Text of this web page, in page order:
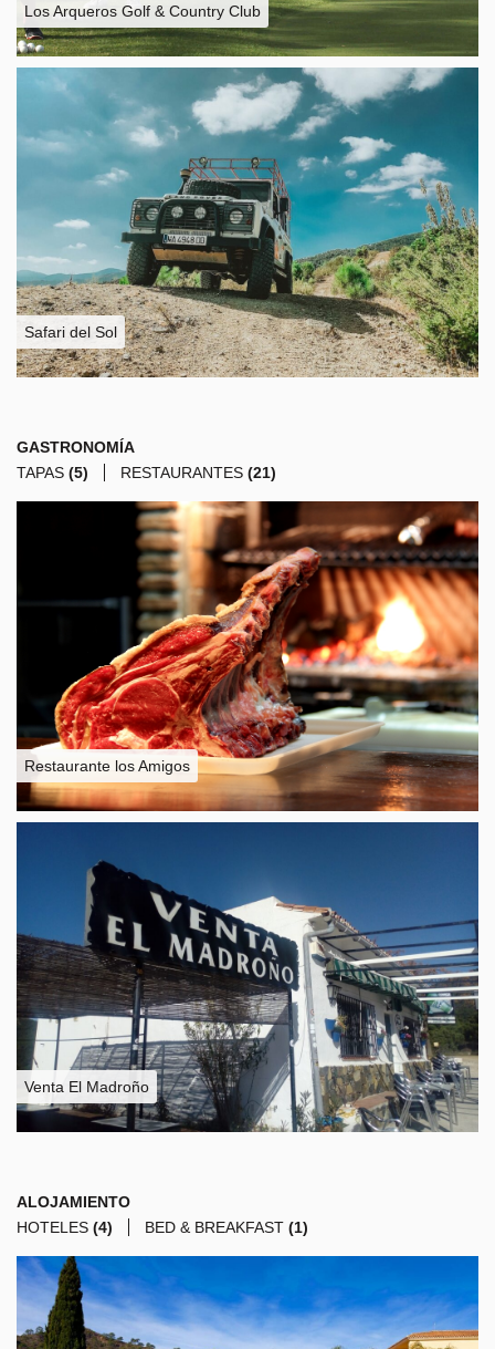
Los Arqueros Golf & Country Club
Safari del Sol
GASTRONOMÍA
TAPAS (5) RESTAURANTES (21)
Restaurante los Amigos
Venta El Madroño
ALOJAMIENTO
HOTELES (4) BED & BREAKFAST (1)